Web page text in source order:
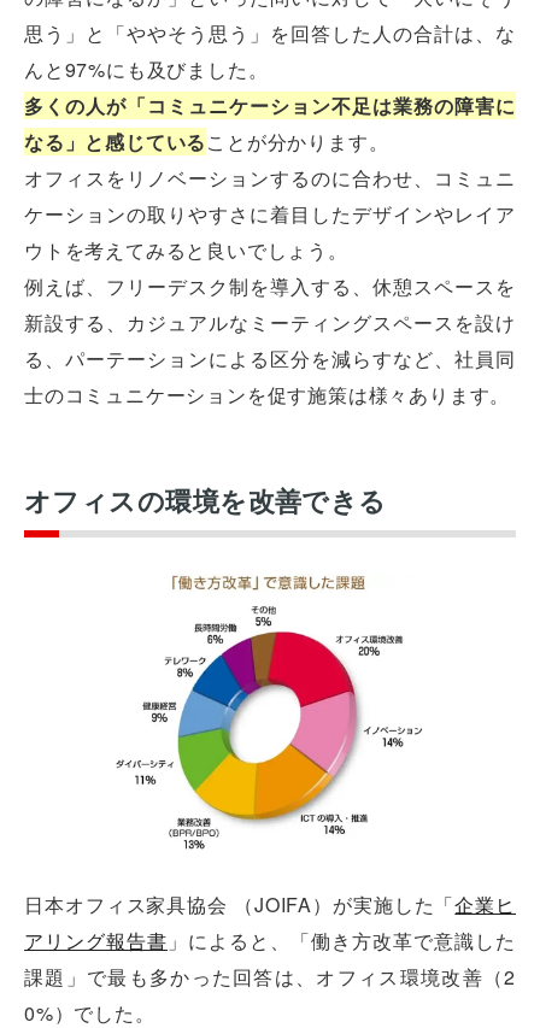
思う」と「ややそう思う」を回答した人の合計は、な
んと97%にも及びました。
多くの人が「コミュニケーション不足は業務の障害に
なる」と感じていることが分かります。
オフィスをリノベーションするのに合わせ、コミュニ
ケーションの取りやすさに着目したデザインやレイア
ウトを考えてみると良いでしょう。
例えば、フリーデスク制を導入する、休憩スペースを
新設する、カジュアルなミーティングスペースを設け
る、パーテーションによる区分を減らすなど、社員同
士のコミュニケーションを促す施策は様々あります。
オフィスの環境を改善できる
日本オフィス家具協会 （JOIFA）が実施した「企業ヒ
アリング報告書 」によると、「働き方改革で意識した
課題」で最も多かった回答は、オフィス環境改善（2
0%）でした。